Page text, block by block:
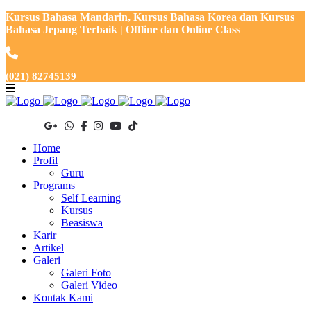
Kursus Bahasa Mandarin, Kursus Bahasa Korea dan Kursus
Bahasa Jepang Terbaik | Offline dan Online Class
(021) 82745139
Home
Profil
Guru
Programs
Self Learning
Kursus
Beasiswa
Karir
Artikel
Galeri
Galeri Foto
Galeri Video
Kontak Kami